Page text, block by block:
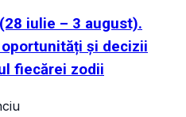
iulie – 3 august).
și decizii
fiecărei zodii